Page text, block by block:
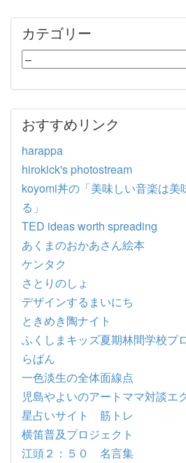
カテゴリー
おすすめリンク
harappa
hirokick's photostream
koyomi丼の「美味しい音楽は美
る」
TED ideas worth spreading
あくまのおかあさん絵本
ケンタク
さとりのしょ
デザインするまいにち
ときめき陶ナイト
ふくしまキッズ夏期林間学校プ
らぱん
一色淡生の全体面線点
児島やよいのアートママ対談エ
星占いサイト 筋トレ
横笛普及プロジェクト
江頭２：５０ 名言集